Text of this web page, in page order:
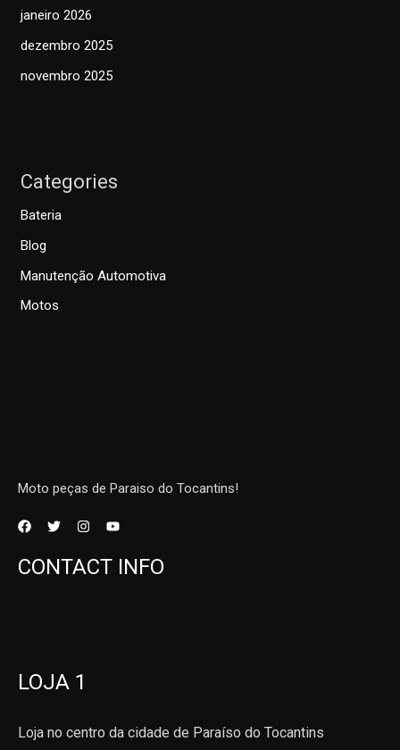
janeiro 2026
dezembro 2025
novembro 2025
Categories
Bateria
Blog
Manutenção Automotiva
Motos
Moto peças de Paraiso do Tocantins!
CONTACT INFO
LOJA 1
Loja no centro da cidade de Paraíso do Tocantins